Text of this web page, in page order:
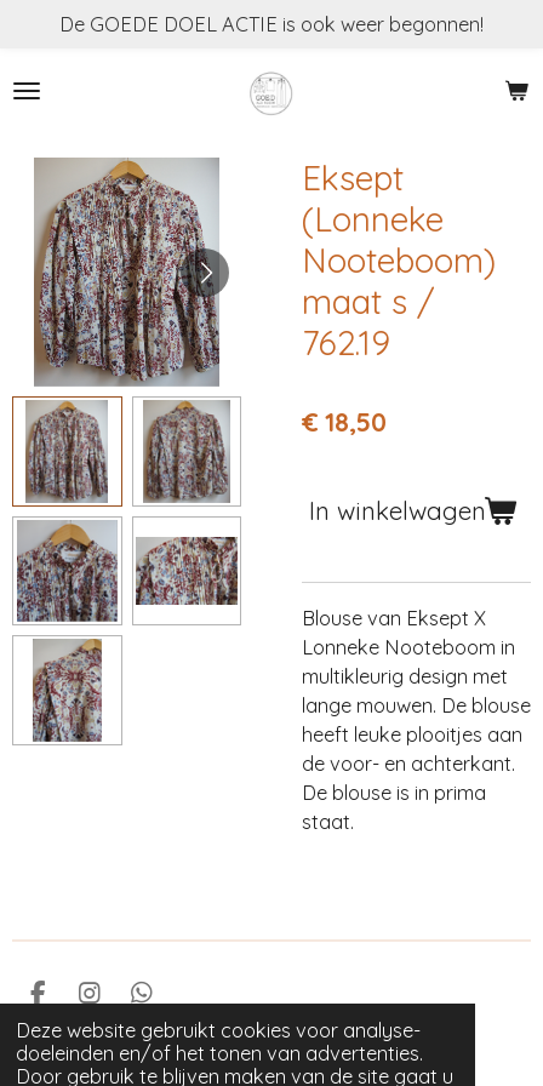
Deze website gebruikt cookies voor analyse-
doeleinden en/of het tonen van advertenties.
Door gebruik te blijven maken van de site gaat u
naar
De GOEDE DOEL ACTIE is ook weer begonnen!
Eksept
(Lonneke
Nooteboom)
maat s /
762.19
€ 18,50
In winkelwagen
Blouse van Eksept X
Lonneke Nooteboom in
multikleurig design met
lange mouwen. De blouse
heeft leuke plooitjes aan
de voor- en achterkant.
De blouse is in prima
staat.
F
a
c
e
I
n
s
t
W
h
a
t
© 2023 GOED als nieuw
Powered by JouwWeb